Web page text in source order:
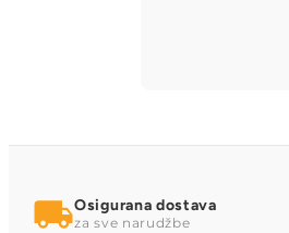
Osigurana dostava
za sve narudžbe